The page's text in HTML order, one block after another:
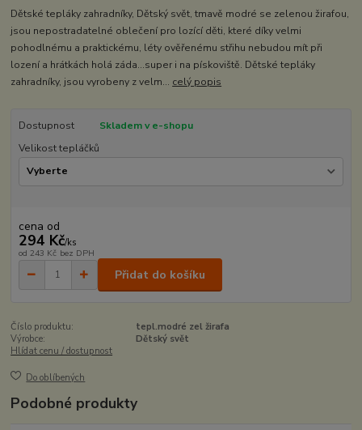
Dětské tepláky zahradníky, Dětský svět, tmavě modré se zelenou žirafou,
jsou nepostradatelné oblečení pro lozící děti, které díky velmi
pohodlnému a praktickému, léty ověřenému střihu nebudou mít při
lození a hrátkách holá záda...super i na pískoviště. Dětské tepláky
zahradníky, jsou vyrobeny z velm... celý popis
Dostupnost
Skladem v e-shopu
Velikost tepláčků
cena od
294 Kč/ks
od 243 Kč bez DPH
Přidat do košíku
Číslo produktu:
tepl.modré zel žirafa
Výrobce:
Dětský svět
Hlídat cenu / dostupnost
Do oblíbených
Podobné produkty